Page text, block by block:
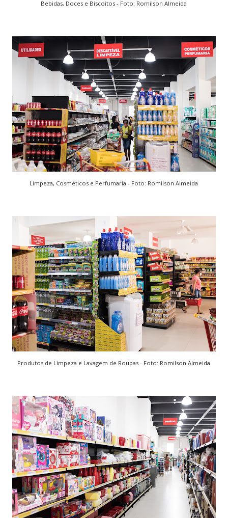
Bebidas, Doces e Biscoitos - Foto: Romilson Almeida
Limpeza, Cosméticos e Perfumaria - Foto: Romilson Almeida
Produtos de Limpeza e Lavagem de Roupas - Foto: Romilson Almeida